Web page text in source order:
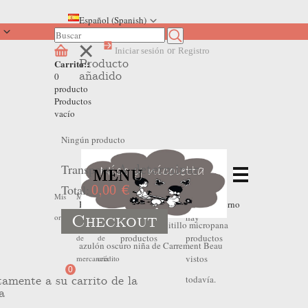
Español (Spanish)
Mis
ordenes
Mis
devoluciones
de
mercancia
Mis
hojas
de
crédito
No
hay
productos
No
hay
productos
vistos
todavía.
Iniciar sesión or Registro
Carrito::
0
0
producto
Productos
vacío
Ningún producto
TransporteA determinar
Total: 0,00 €
Checkout
Producto
añadido
a su carrito de la
MENU
Home Outlet Invierno >Outlet Invierno
Bebe Niña > Pantalón pitillo micropana
azulón oscuro niña de Carrement Beau